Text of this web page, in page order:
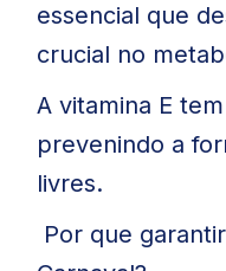
essencial que
crucial no
A vitamina E
prevenindo a
livres.
Por que